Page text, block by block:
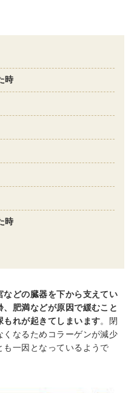
時
時
などの臓器を下から支えてい
肥満などが原因で緩むこと
れが起きてしまいます。
閉
なるためコラーゲンが減少
も一因となっているようで